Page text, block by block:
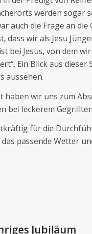
werden sogar
auch die Frage an
dass wir als Jesu
bei Jesus, von dem
Ein Blick aus
aussehen.
haben wir uns zum
bei leckerem
für die
passende Wetter
Jubiläum